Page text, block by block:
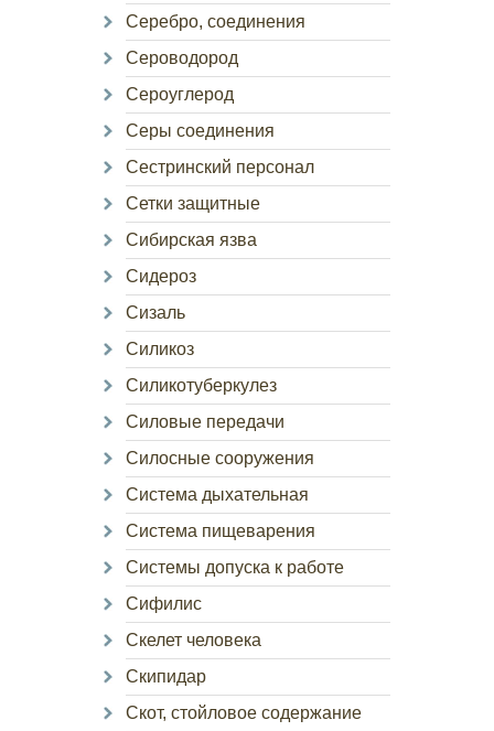
Серебро, соединения
Сероводород
Сероуглерод
Серы соединения
Сестринский персонал
Сетки защитные
Сибирская язва
Сидероз
Сизаль
Силикоз
Силикотуберкулез
Силовые передачи
Силосные сооружения
Система дыхательная
Система пищеварения
Системы допуска к работе
Сифилис
Скелет человека
Скипидар
Скот, стойловое содержание